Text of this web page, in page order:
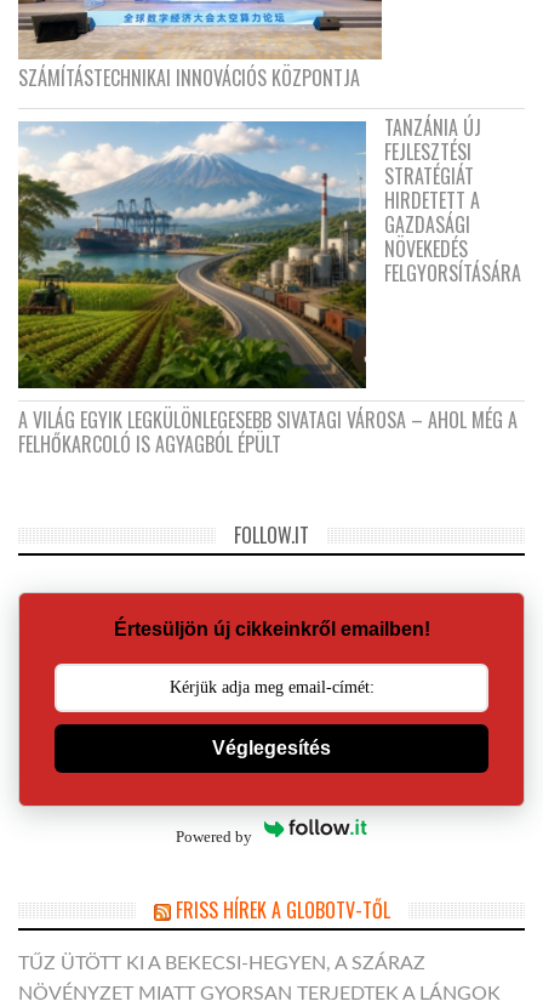
SZÁMÍTÁSTECHNIKAI INNOVÁCIÓS KÖZPONTJA
TANZÁNIA ÚJ
FEJLESZTÉSI
STRATÉGIÁT
HIRDETETT A
GAZDASÁGI
NÖVEKEDÉS
FELGYORSÍTÁSÁRA
A VILÁG EGYIK LEGKÜLÖNLEGESEBB SIVATAGI VÁROSA – AHOL MÉG A
FELHŐKARCOLÓ IS AGYAGBÓL ÉPÜLT
FOLLOW.IT
Értesüljön új cikkeinkről emailben!
Véglegesítés
Powered by
FRISS HÍREK A GLOBOTV-TŐL
TŰZ ÜTÖTT KI A BEKECSI-HEGYEN, A SZÁRAZ
NÖVÉNYZET MIATT GYORSAN TERJEDTEK A LÁNGOK